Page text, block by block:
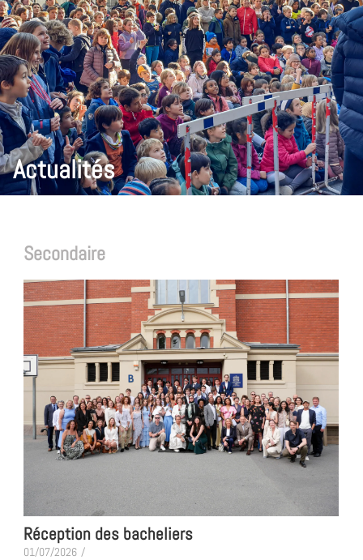
Actualités
Secondaire
Réception des bacheliers
01/07/2026 /